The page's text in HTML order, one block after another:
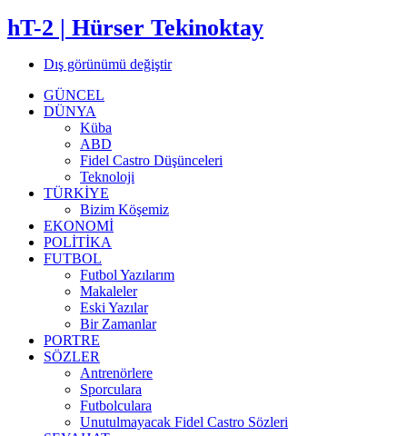
hT-2 | Hürser Tekinoktay
Dış görünümü değiştir
GÜNCEL
DÜNYA
Küba
ABD
Fidel Castro Düşünceleri
Teknoloji
TÜRKİYE
Bizim Köşemiz
EKONOMİ
POLİTİKA
FUTBOL
Futbol Yazılarım
Makaleler
Eski Yazılar
Bir Zamanlar
PORTRE
SÖZLER
Antrenörlere
Sporculara
Futbolculara
Unutulmayacak Fidel Castro Sözleri